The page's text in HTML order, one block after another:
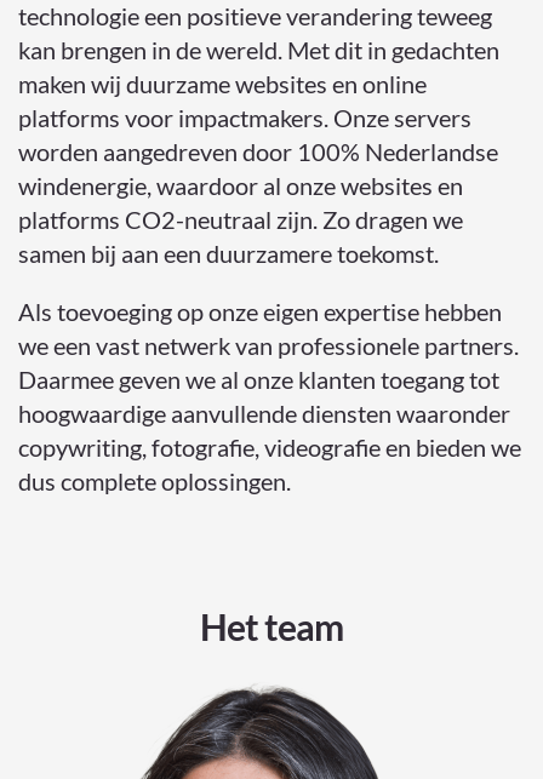
technologie een positieve verandering teweeg
kan brengen in de wereld. Met dit in gedachten
maken wij duurzame websites en online
platforms voor impactmakers. Onze servers
worden aangedreven door 100% Nederlandse
windenergie, waardoor al onze websites en
platforms CO2-neutraal zijn. Zo dragen we
samen bij aan een duurzamere toekomst.
Als toevoeging op onze eigen expertise hebben
we een vast netwerk van professionele partners.
Daarmee geven we al onze klanten toegang tot
hoogwaardige aanvullende diensten waaronder
copywriting, fotografie, videografie en bieden we
dus complete oplossingen.
Het team